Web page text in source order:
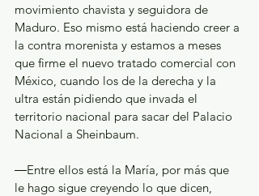
movimiento chavista y seguidora de
Maduro. Eso mismo está haciendo creer a
la contra morenista y estamos a meses
que firme el nuevo tratado comercial con
México, cuando los de la derecha y la
ultra están pidiendo que invada el
territorio nacional para sacar del Palacio
Nacional a Sheinbaum.
―Entre ellos está la María, por más que
le hago sigue creyendo lo que dicen,